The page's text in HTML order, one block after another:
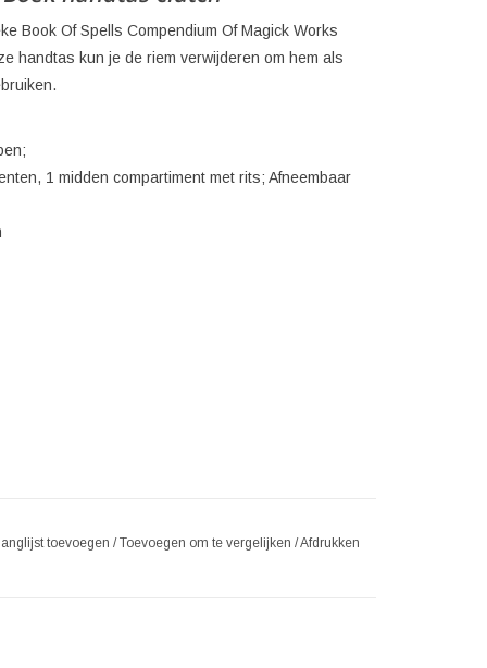
Book Of Spells Compendium Of Magick Works
handtas kun je de riem verwijderen om hem als
1 midden compartiment met rits; Afneembaar
toevoegen /Toevoegen om te vergelijken /Afdrukken